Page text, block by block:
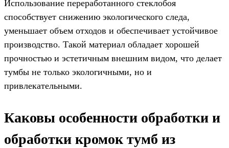
Использование переработанного стеклобоя
способствует снижению экологического следа,
уменьшает объем отходов и обеспечивает устойчивое
производство. Такой материал обладает хорошей
прочностью и эстетичным внешним видом, что делает
тумбы не только экологичными, но и
привлекательными.
Каковы особенности обработки и
обработки кромок тумб из